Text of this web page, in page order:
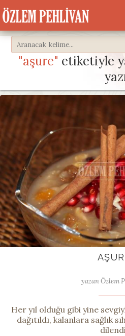
"aşure" etiketiyle
yazan Özlem
Her yıl olduğu gibi yine
dağıtıldı, kalanlara sağlık